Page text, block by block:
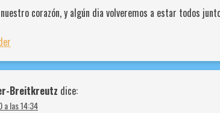
corazón, y algún dia volveremos a estar todos
Breitkreutz dice:
a las 14:34